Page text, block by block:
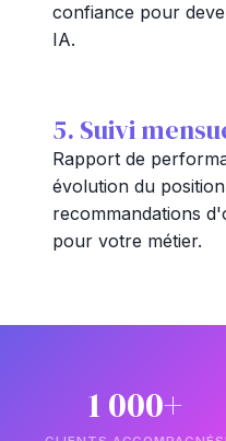
confiance pour
IA.
5. Suivi
Rapport de
évolution du
recommandations
pour votre métier.
1 000+